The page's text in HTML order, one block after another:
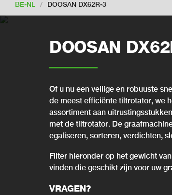
BE-NL / DOOSAN DX62R-3
DOOSAN
Of u nu een veilige en robuuste
de meest efficiënte tiltrotator, we
assortiment aan
met de tiltrotator. De
egaliseren, sorteren, verdichten,
Filter hieronder op het gewicht
vinden die geschikt zijn voor uw
VRAGEN?